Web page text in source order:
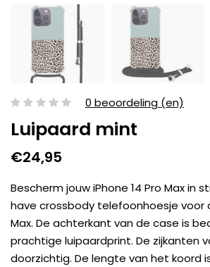
0 beoordeling (en)
Luipaard mint
€24,95
Bescherm jouw iPhone 14 Pro Max in
have crossbody telefoonhoesje voor
Max. De achterkant van de case is
prachtige luipaardprint. De zijkanten
doorzichtig. De lengte van het koord